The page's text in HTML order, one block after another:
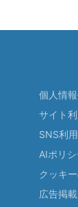
個人情
サイト
SNS利
AIポリ
クッキ
広告掲載